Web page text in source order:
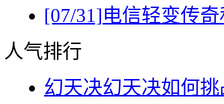
[07/31]电信轻变传
人气排行
幻天决幻天决如何